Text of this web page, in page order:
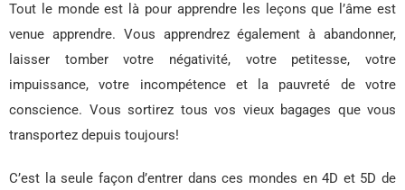
Tout le monde est là pour apprendre les leçons que l’âme est
venue apprendre. Vous apprendrez également à abandonner,
laisser tomber votre négativité, votre petitesse, votre
impuissance, votre incompétence et la pauvreté de votre
conscience. Vous sortirez tous vos vieux bagages que vous
transportez depuis toujours!
C’est la seule façon d’entrer dans ces mondes en 4D et 5D de